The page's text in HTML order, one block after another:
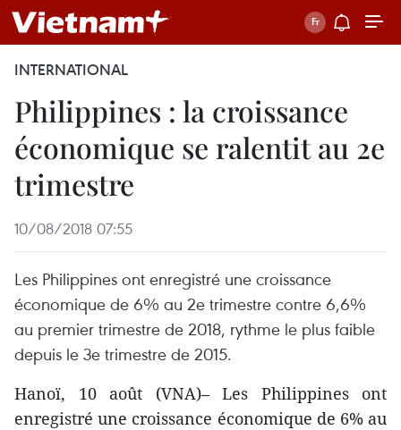
INTERNATIONAL
Philippines : la croissance
économique se ralentit au 2e
trimestre
10/08/2018 07:55
Les Philippines ont enregistré une croissance
économique de 6% au 2e trimestre contre 6,6%
au premier trimestre de 2018, rythme le plus faible
depuis le 3e trimestre de 2015.
Hanoï, 10 août (VNA)– Les Philippines ont
enregistré une croissance économique de 6% au